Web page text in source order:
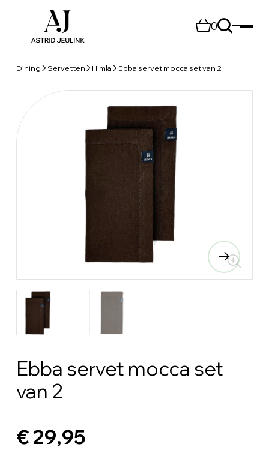
0
Dining Servetten Himla Ebba servet mocca set van 2
Ebba servet mocca set
van 2
€ 29,95